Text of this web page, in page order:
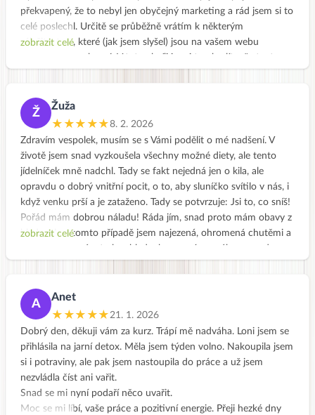
překvapený, že to nebyl jen obyčejný marketing a rád jsem si to
celé poslechl. Určitě se průběžně vrátím k některým
záležitostem, které (jak jsem slyšel) jsou na vašem webu
domácího jídelníčku, i když si myslím, že nijak zásadní problémy
s nevyváženým stravováním nemáme. Ale vždy je co zlepšovat.
Člověk je “všežravec”, má to v sobě geneticky zakódované a
nemůže s tím nic udělat. Měl by svému tělu poskytnout
potravu v širokém spektru možností a tělo si samo vybere, co
potřebuje. Jednostranná strava se dříve či později projeví
negativně. Pro laika je obtížné posoudit, čeho se mu nedostává
a čeho má nadbytek. Myslím, že vaše aktivity k tomuto
posouzení a rozhodnutí velmi přispívají. Díky.
zobrazit celé
Ž
Žuža
★★★★★8. 2. 2026
Zdravím vespolek, musím se s Vámi podělit o mé nadšení. V
životě jsem snad vyzkoušela všechny možné diety, ale tento
jídelníček mně nadchl. Tady se fakt nejedná jen o kila, ale
opravdu o dobrý vnitřní pocit, o to, aby sluníčko svítilo v nás, i
když venku prší a je zataženo. Tady se potvrzuje: Jsi to, co sníš!
Pořád mám dobrou náladu! Ráda jím, snad proto mám obavy z
hladu, ale v tomto případě jsem najezená, ohromená chutěmi a
zobrazit celé
A
Anet
★★★★★21. 1. 2026
Dobrý den, děkuji vám za kurz. Trápí mě nadváha. Loni jsem se
přihlásila na jarní detox. Měla jsem týden volno. Nakoupila jsem
si i potraviny, ale pak jsem nastoupila do práce a už jsem
nezvládla číst ani vařit.
Snad se mi nyní podaří něco uvařit.
Moc se mi líbí, vaše práce a pozitivní energie. Přeji hezké dny